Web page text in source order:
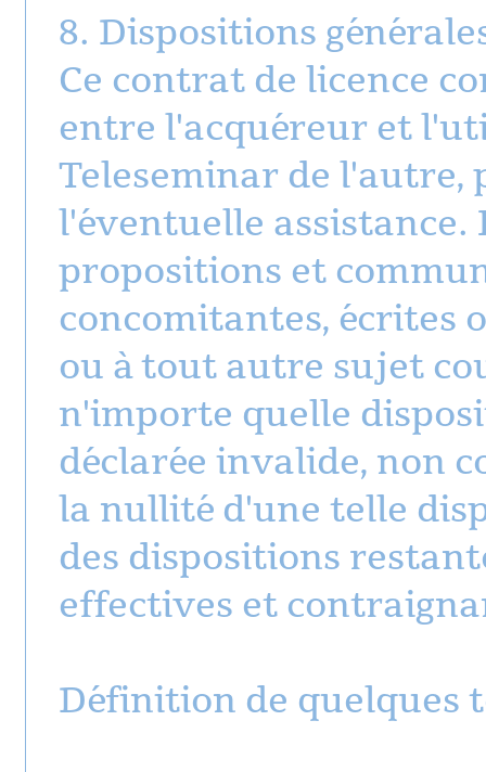
8. Dispositions
Ce contrat de licence
entre l'acquéreur et
Teleseminar de l'autre,
l'éventuelle assistance.
propositions et
concomitantes, écrites
ou à tout autre sujet
n'importe quelle
déclarée invalide, non
la nullité d'une telle
des dispositions
effectives et
Définition de quelques